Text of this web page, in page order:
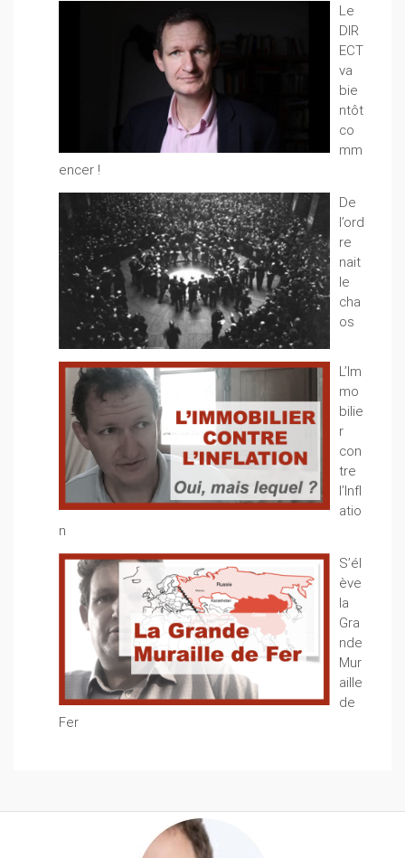
Le
DIR
ECT
va
bie
ntôt
co
mm
encer !
De
l’ord
re
nait
le
cha
os
L’Im
mo
bilie
r
con
tre
l’Infl
atio
n
S’él
ève
la
Gra
nde
Mur
aille
de
Fer